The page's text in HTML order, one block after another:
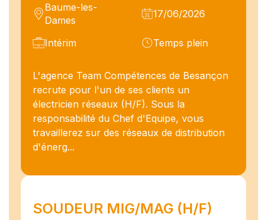
Baume-les-
Dames
17/06/2026
Intérim Temps plein
L'agence Team Compétences de Besançon
recrute pour l'un de ses clients un
électricien réseaux (H/F). Sous la
responsabilité du Chef d'Equipe, vous
travaillerez sur des réseaux de distribution
d'énerg...
SOUDEUR MIG/MAG (H/F)